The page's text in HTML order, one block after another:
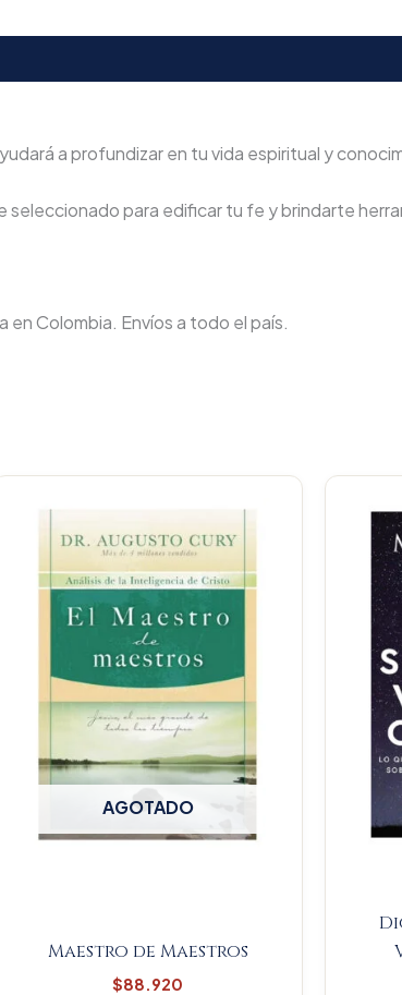
a profundizar en tu vida espiritual y
para edificar tu fe y brindarte
Colombia. Envíos a todo el país.
AGOTADO
Maestro de Maestros
$88.920